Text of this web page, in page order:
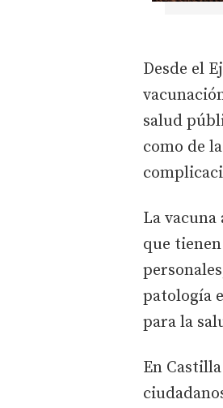
Desde el
salud
como de
La
que
patología
para la
En